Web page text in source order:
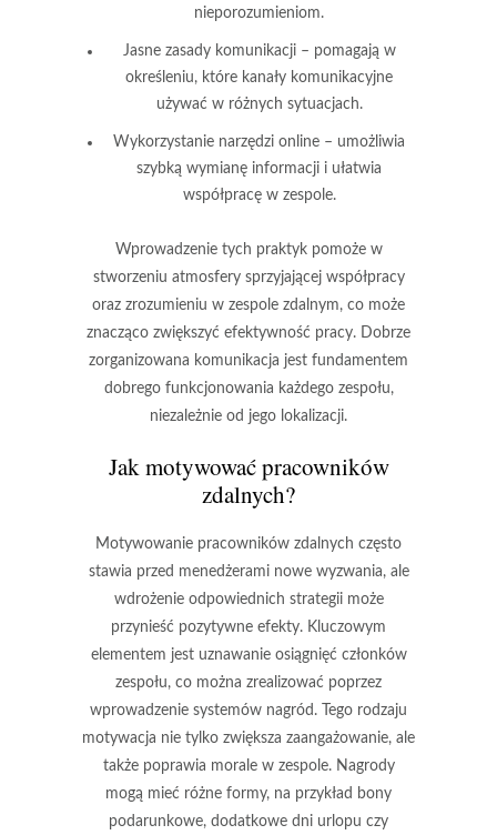
nieporozumieniom.
Jasne zasady komunikacji– pomagają w
określeniu, które kanały komunikacyjne
używać w różnych sytuacjach.
Wykorzystanie narzędzi online – umożliwia
szybką wymianę informacji i ułatwia
współpracę w zespole.
Wprowadzenie tych praktyk pomoże w
stworzeniu atmosfery sprzyjającej współpracy
oraz zrozumieniu w zespole zdalnym, co może
znacząco zwiększyć efektywność pracy. Dobrze
zorganizowana komunikacja jest fundamentem
dobrego funkcjonowania każdego zespołu,
niezależnie od jego lokalizacji.
Jak motywować pracowników
zdalnych?
Motywowanie pracowników zdalnych często
stawia przed menedżerami nowe wyzwania, ale
wdrożenie odpowiednich strategii może
przynieść pozytywne efekty. Kluczowym
elementem jest uznawanie osiągnięć członków
zespołu, co można zrealizować poprzez
wprowadzenie systemów nagród. Tego rodzaju
motywacja nie tylko zwiększa zaangażowanie, ale
także poprawia morale w zespole. Nagrody
mogą mieć różne formy, na przykład bony
podarunkowe, dodatkowe dni urlopu czy